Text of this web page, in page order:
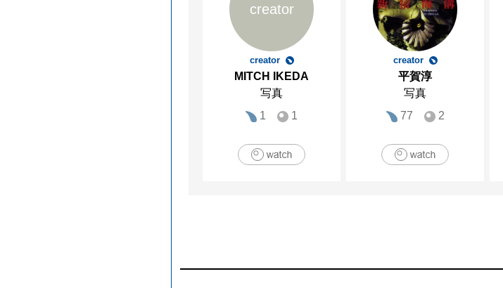
creator
creator
MITCH IKEDA
写真
1
1
creator
平賀淳
写真
77
2